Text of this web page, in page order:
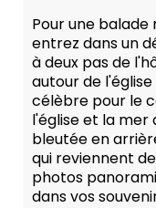
Pour une
entrez dans un
à deux pas de
autour de
célèbre pour le
l'église et la mer
bleutée en
qui reviennent
photos
dans vos